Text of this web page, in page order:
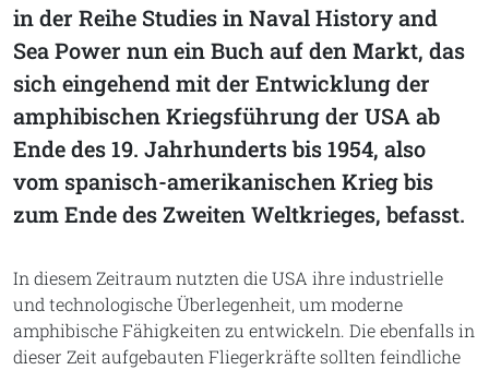
in der Reihe Studies in Naval History and
Sea Power nun ein Buch auf den Markt, das
sich eingehend mit der Entwicklung der
amphibischen Kriegsführung der USA ab
Ende des 19. Jahrhunderts bis 1954, also
vom spanisch-amerikanischen Krieg bis
zum Ende des Zweiten Weltkrieges, befasst.
In diesem Zeitraum nutzten die USA ihre industrielle
und technologische Überlegenheit, um moderne
amphibische Fähigkeiten zu entwickeln. Die ebenfalls in
dieser Zeit aufgebauten Fliegerkräfte sollten feindliche